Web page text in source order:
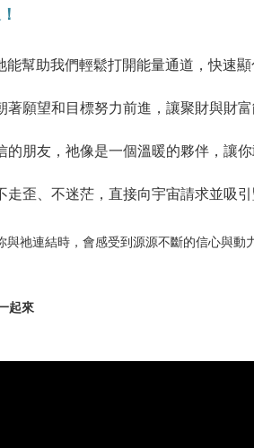
幫助我們輕鬆打開能量通道，快速顯
著願望和目標努力前進，讓聚財與財
朋友，祂像是一個溫暖的夥伴，讓
走歪、不迷茫，直接向宇宙請求並吸引
與祂連結時，會感受到源源不斷的信心與
起來